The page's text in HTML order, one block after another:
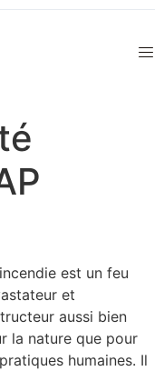
est un feu
et
aussi bien
la nature que pour
humaines. Il